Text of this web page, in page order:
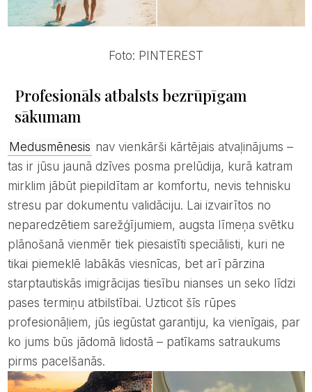
Foto: PINTEREST
Profesionāls atbalsts bezrūpīgam
sākumam
Medusmēnesis nav vienkārši kārtējais atvaļinājums –
tas ir jūsu jaunā dzīves posma prelūdija, kurā katram
mirklim jābūt piepildītam ar komfortu, nevis tehnisku
stresu par dokumentu validāciju. Lai izvairītos no
neparedzētiem sarežģījumiem, augsta līmeņa svētku
plānošanā vienmēr tiek piesaistīti speciālisti, kuri ne
tikai piemeklē labākās viesnīcas, bet arī pārzina
starptautiskās imigrācijas tiesību nianses un seko līdzi
pases termiņu atbilstībai. Uzticot šīs rūpes
profesionāļiem, jūs iegūstat garantiju, ka vienīgais, par
ko jums būs jādomā lidostā – patīkams satraukums
pirms pacelšanās.